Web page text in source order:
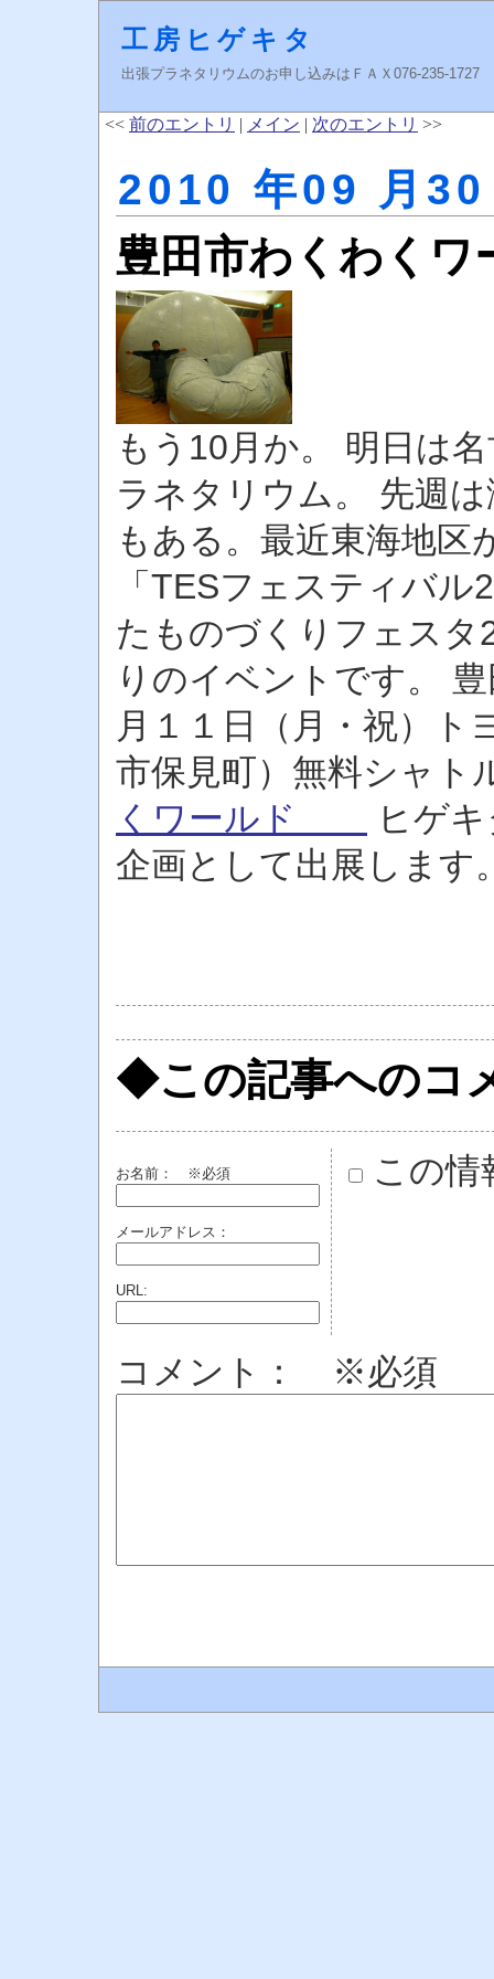
工房ヒゲキタ
出張プラネタリウムのお申し込みはＦＡＸ076-235-
<< 前のエントリ | メイン | 次のエントリ >>
2010 年09 月
豊田市わくわくワ
もう10月か。 明日は
ラネタリウム。 先週
もある。最近東海地区
「TESフェスティバ
たものづくりフェスタ
りのイベントです。
月１１日（月・祝）ト
市保見町）無料シャト
くワールド
ヒゲ
企画として出展します
◆この記事へのコ
お名前： ※必須
メールアドレス：
URL:
この情
コメント： ※必須